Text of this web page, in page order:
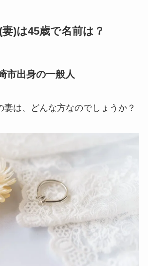
)は45歳で名前は？
市出身の一般人
妻は、どんな方なのでしょうか？